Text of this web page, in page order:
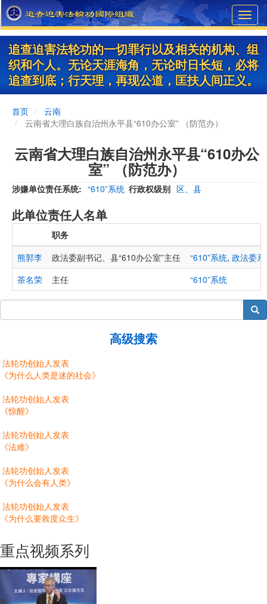
Skip
to
main
content
追查迫害法轮功的一切罪行以及相关的机构、组
织和个人。无论天涯海角，无论时日长短，必将
追查到底；行天理，再现公道，匡扶人间正义。
首页
云南
云南省大理白族自治州永平县“610办公室” （防范办）
云南省大理白族自治州永平县“610办公
室” （防范办）
涉嫌单位责任系统 “610”系统 行政权级别 区、县
此单位责任人名单
职务
熊郭李
政法委副书记、县“610办公室”主任 “610”系统, 政法委
茶名荣
主任 “610”系统
搜索
高级搜索
法轮功创始人发表
《为什么人类是迷的社会》
法轮功创始人发表
《惊醒》
法轮功创始人发表
《法难》
法轮功创始人发表
《为什么会有人类》
法轮功创始人发表
《为什么要救度众生》
重点视频系列